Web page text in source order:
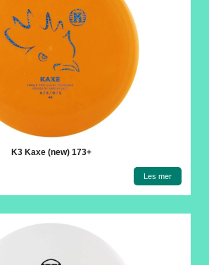
K3 Kaxe (new) 173+
Les mer